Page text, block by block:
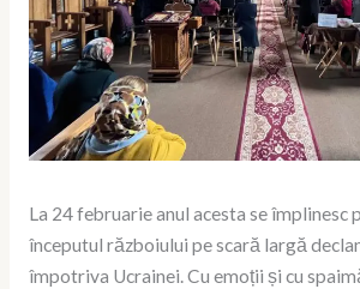
La 24 februarie anul acesta se împlinesc
începutul războiului pe scară largă
împotriva Ucrainei. Cu emoții și cu